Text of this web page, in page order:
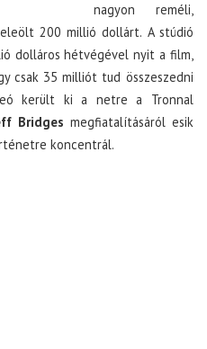
nagyon reméli,
200 millió dollárt. A stúdió
dolláros hétvégével nyit a film,
csak 35 milliót tud összeszedni
került ki a netre a Tronnal
Bridges megfiatalításáról esik
koncentrál.